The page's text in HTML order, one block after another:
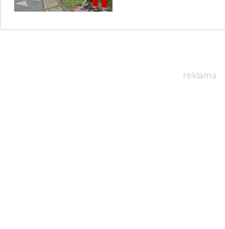
reklama